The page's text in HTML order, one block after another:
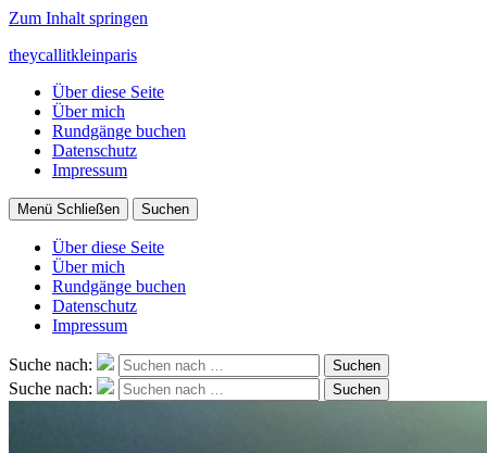
Zum Inhalt springen
theycallitkleinparis
Über diese Seite
Über mich
Rundgänge buchen
Datenschutz
Impressum
Menü Schließen Suchen
Über diese Seite
Über mich
Rundgänge buchen
Datenschutz
Impressum
Suche nach: Suchen
Suche nach: Suchen